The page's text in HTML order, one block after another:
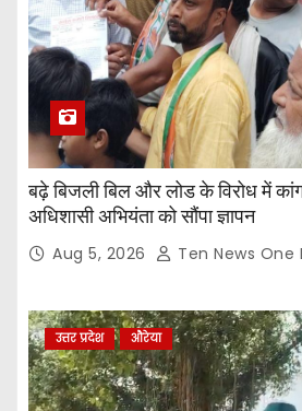
बढ़े बिजली बिल और लोड के विरोध में
अधिशासी अभियंता को सौंपा ज्ञापन
Aug 5, 2026 Ten News One
उत्तर प्रदेश औरेया